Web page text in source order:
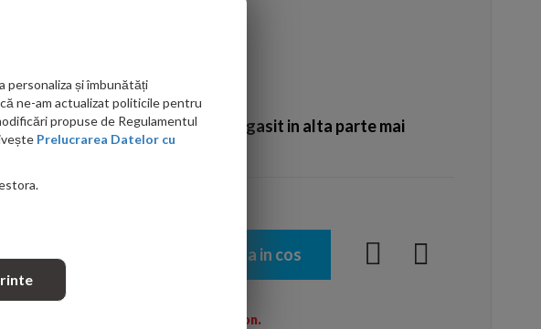
RON
Ati gasit in alta parte mai
Adauga in cos
GRATUIT la comenzi peste 600 Ron.
personaliza și îmbunătăți
ne-am actualizat politicile pentru
propuse de Regulamentul
Prelucrarea Datelor cu